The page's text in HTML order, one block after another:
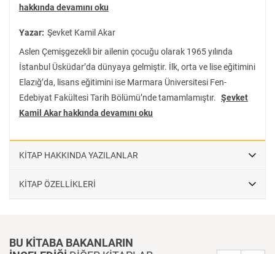
hakkında devamını oku
Yazar: Şevket Kamil Akar
Aslen Çemişgezekli bir ailenin çocuğu olarak 1965 yılında
İstanbul Üsküdar’da dünyaya gelmiştir. İlk, orta ve lise eğitimini
Elazığ’da, lisans eğitimini ise Marmara Üniversitesi Fen-
Edebiyat Fakültesi Tarih Bölümü’nde tamamlamıştır. Şevket
Kamil Akar hakkında devamını oku
KİTAP HAKKINDA YAZILANLAR
KİTAP ÖZELLİKLERİ
BU KİTABA BAKANLARIN